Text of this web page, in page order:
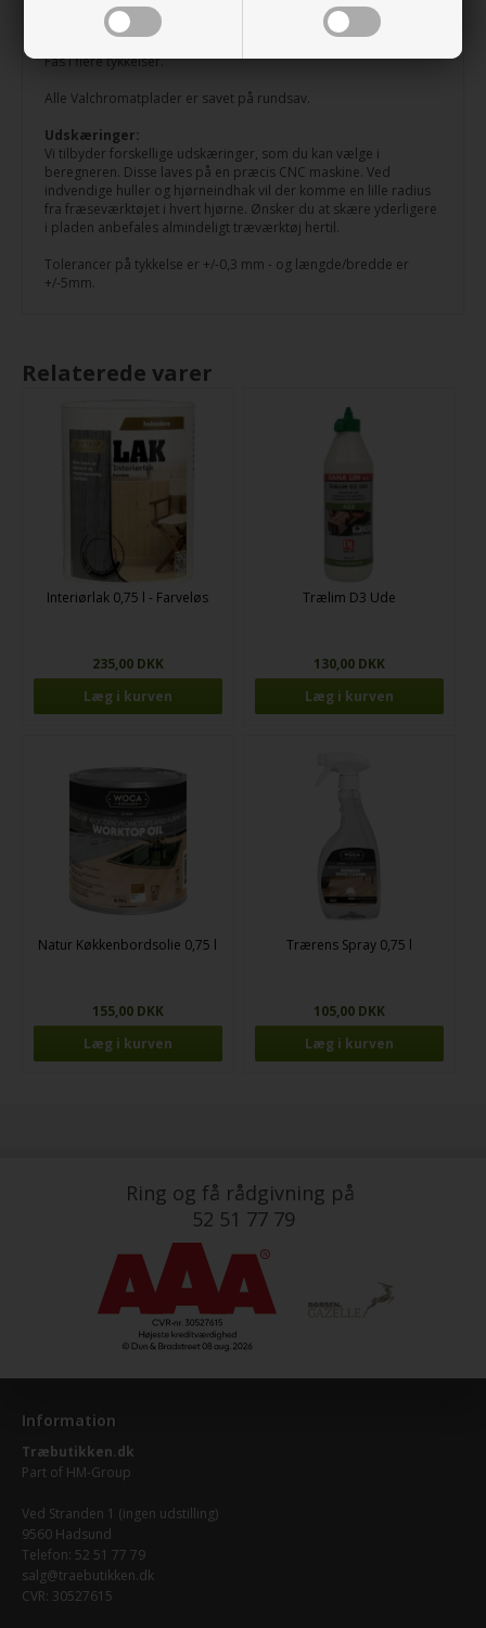
eksempelvis være olie, voks eller lak. Pladerne er til indendørs
Fås i flere tykkelser.
Alle Valchromatplader er savet på rundsav.
Udskæringer:
Vi tilbyder forskellige udskæringer, som du kan vælge i
beregneren. Disse laves på en præcis CNC maskine. Ved
indvendige huller og hjørneindhak vil der komme en lille radius
fra fræseværktøjet i hvert hjørne. Ønsker du at skære yderligere
i pladen anbefales almindeligt træværktøj hertil.
Tolerancer på tykkelse er +/-0,3 mm - og længde/bredde er
+/-5mm.
Relaterede varer
Interiørlak 0,75 l - Farveløs
235,00 DKK
Trælim D3 Ude
130,00 DKK
Natur Køkkenbordsolie 0,75 l
155,00 DKK
Trærens Spray 0,75 l
105,00 DKK
Ring og få rådgivning på
52 51 77 79
Information
Træbutikken.dk
Part of HM-Group
Ved Stranden 1 (ingen udstilling)
9560 Hadsund
Telefon: 52 51 77 79
salg@traebutikken.dk
CVR: 30527615